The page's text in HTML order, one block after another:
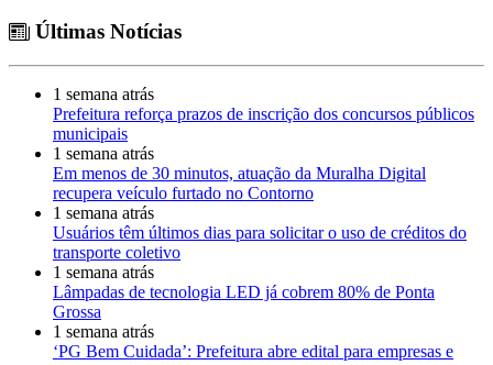
Últimas Notícias
1 semana atrás
Prefeitura reforça prazos de inscrição dos concursos públicos
municipais
1 semana atrás
Em menos de 30 minutos, atuação da Muralha Digital
recupera veículo furtado no Contorno
1 semana atrás
Usuários têm últimos dias para solicitar o uso de créditos do
transporte coletivo
1 semana atrás
Lâmpadas de tecnologia LED já cobrem 80% de Ponta
Grossa
1 semana atrás
‘PG Bem Cuidada’: Prefeitura abre edital para empresas e